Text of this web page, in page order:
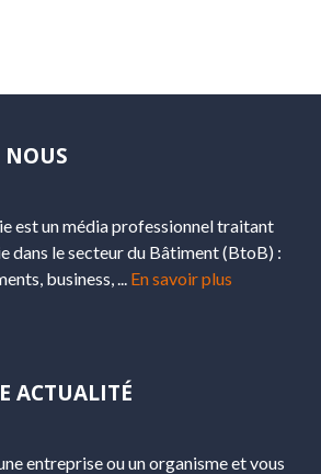
NOUS
est un média professionnel traitant
dans le secteur du Bâtiment (BtoB) :
business, ... En savoir plus
ACTUALITÉ
entreprise ou un organisme et vous